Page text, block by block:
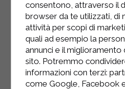
consentono, attraverso il
browser da te utilizzati, di
attività per scopi di
quali ad esempio la
annunci e il miglioramento
sito. Potremmo
informazioni con terzi:
come Google, Facebook